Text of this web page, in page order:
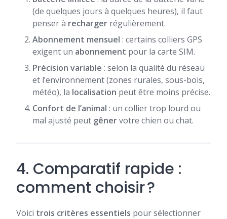
(de quelques jours à quelques heures), il faut
penser à recharger régulièrement.
Abonnement mensuel : certains colliers GPS
exigent un abonnement pour la carte SIM.
Précision variable : selon la qualité du réseau
et l’environnement (zones rurales, sous-bois,
météo), la localisation peut être moins précise.
Confort de l’animal : un collier trop lourd ou
mal ajusté peut gênervotre chien ou chat.
4. Comparatif rapide :
comment choisir ?
Voici trois critères essentiels pour sélectionner